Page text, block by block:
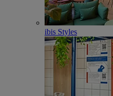
ibis Styles